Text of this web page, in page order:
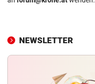
NEWSLETTER